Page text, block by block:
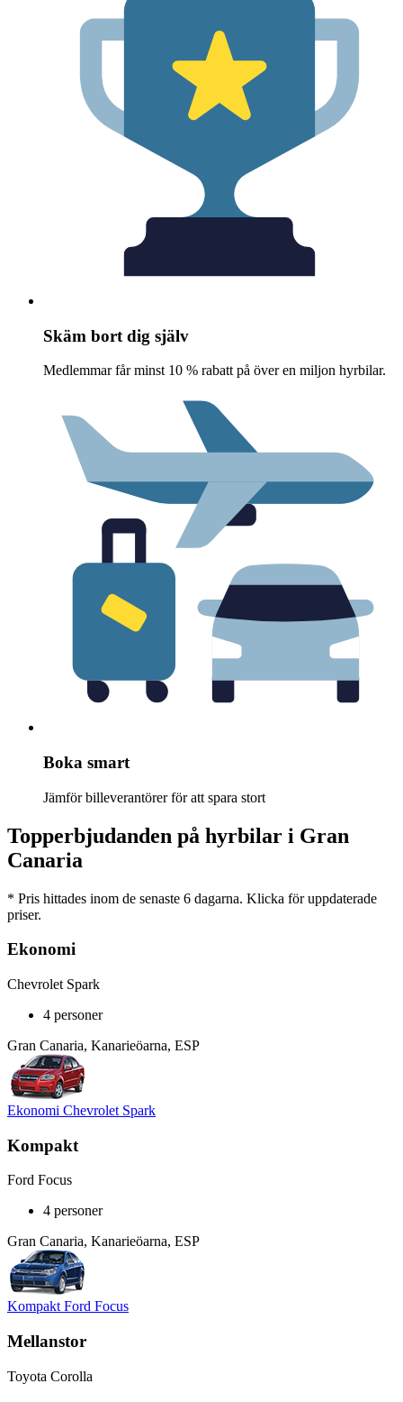
Skäm bort dig själv
Medlemmar får minst 10 % rabatt på över en miljon hyrbilar.
Boka smart
Jämför billeverantörer för att spara stort
Topperbjudanden på hyrbilar i Gran
Canaria
* Pris hittades inom de senaste 6 dagarna. Klicka för uppdaterade
priser.
Ekonomi
Chevrolet Spark
4 personer
Gran Canaria, Kanarieöarna, ESP
Ekonomi Chevrolet Spark
Kompakt
Ford Focus
4 personer
Gran Canaria, Kanarieöarna, ESP
Kompakt Ford Focus
Mellanstor
Toyota Corolla